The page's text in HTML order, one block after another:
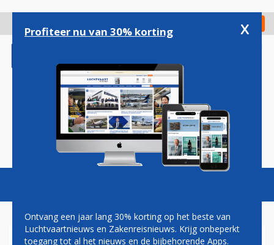
gaan
Check in
Magazine Podcasts Vacatures
Profiteer nu van 30% korting x
Ontvang een jaar lang 30% korting op het beste van
Luchtvaartnieuws en Zakenreisnieuws. Krijg onbeperkt
toegang tot al het nieuws en de bijbehorende Apps.